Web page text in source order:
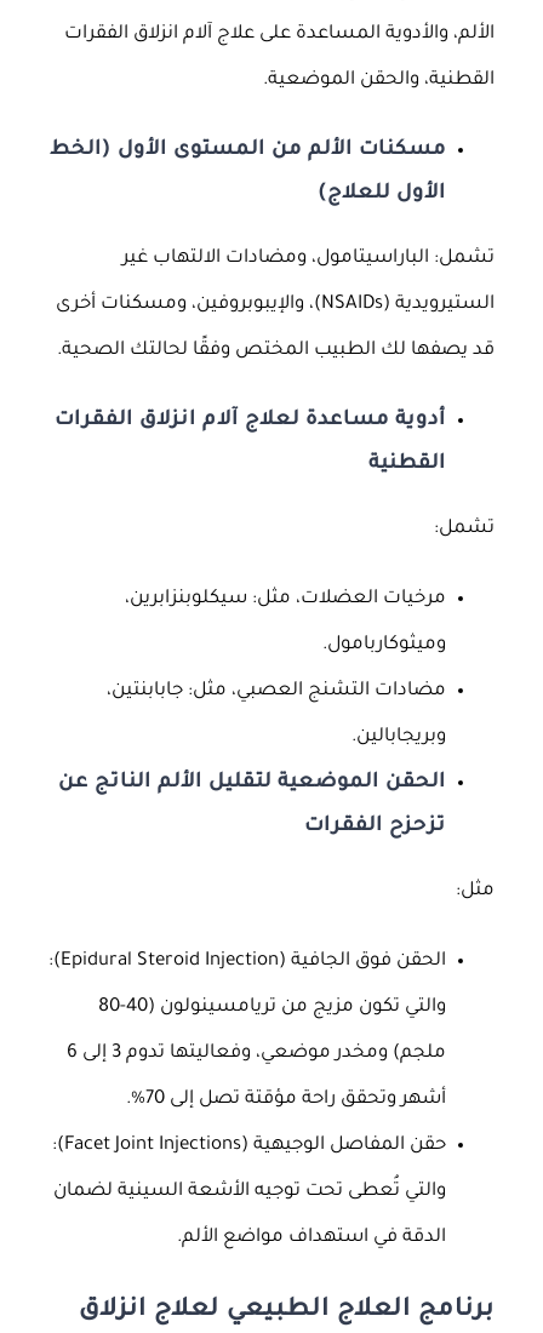
الألم، والأدوية المساعدة على علاج آلام انزلاق الفقرات
القطنية، والحقن الموضعية.
مسكنات الألم من المستوى الأول (الخط
الأول للعلاج)
تشمل: الباراسيتامول، ومضادات الالتهاب غير
الستيرويدية (NSAIDs)، والإيبوبروفين، ومسكنات أخرى
قد يصفها لك الطبيب المختص وفقًا لحالتك الصحية.
أدوية مساعدة لعلاج آلام انزلاق الفقرات
القطنية
تشمل:
مرخيات العضلات، مثل: سيكلوبنزابرين،
وميثوكاربامول.
مضادات التشنج العصبي، مثل: جابابنتين،
وبريجابالين.
الحقن الموضعية لتقليل الألم الناتج عن
تزحزح الفقرات
مثل:
الحقن فوق الجافية (Epidural Steroid Injection):
والتي تكون مزيج من تريامسينولون (40-80
ملجم) ومخدر موضعي، وفعاليتها تدوم 3 إلى 6
أشهر وتحقق راحة مؤقتة تصل إلى 70%.
حقن المفاصل الوجيهية (Facet Joint Injections):
والتي تُعطى تحت توجيه الأشعة السينية لضمان
الدقة في استهداف مواضع الألم.
برنامج العلاج الطبيعي لعلاج انزلاق